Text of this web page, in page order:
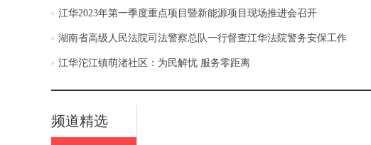
江华2023年第一季度重点项目暨新能源项目现场推进会召开
湖南省高级人民法院司法警察总队一行督查江华法院警务安保工作
江华沱江镇萌渚社区：为民解忧 服务零距离
频道精选